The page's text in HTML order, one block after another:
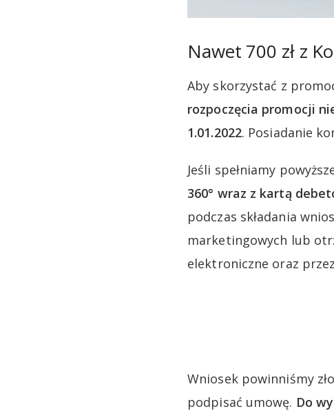
Nawet 700 zł z
Aby skorzystać z
rozpoczęcia promocji
1.01.2022. Posiadanie
Jeśli spełniamy
360° wraz z kartą
podczas składania
marketingowych lub
elektroniczne oraz
Wniosek powinniśmy
podpisać umowę. Do